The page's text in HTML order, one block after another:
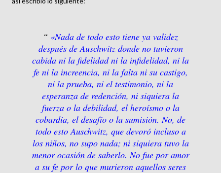
«Nada de todo esto tiene ya validez
después de Auschwitz donde no tuvieron
cabida ni la fidelidad ni la infidelidad, ni la
fe ni la increencia, ni la falta ni su castigo,
ni la prueba, ni el testimonio, ni la
esperanza de redención, ni siquiera la
fuerza o la debilidad, el heroísmo o la
cobardía, el desafío o la sumisión. No, de
todo esto Auschwitz, que devoró incluso a
los niños, no supo nada; ni siquiera tuvo la
menor ocasión de saberlo. No fue por amor
a su fe por lo que murieron aquellos seres